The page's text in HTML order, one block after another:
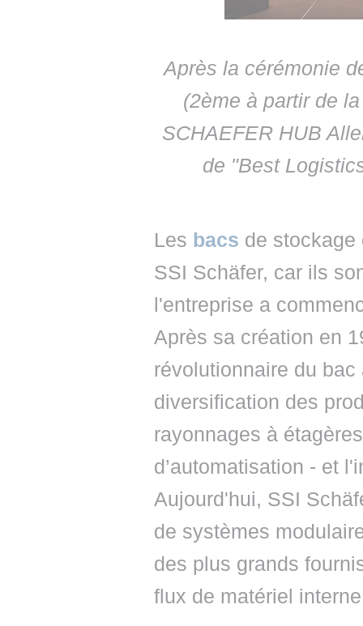
Après la cérémonie
(2ème à partir de
SCHAEFER HUB
de "Best
Les bacs de stockage
SSI Schäfer, car ils
l'entreprise a
Après sa création en
révolutionnaire du bac
diversification des
rayonnages à
d’automatisation - et
Aujourd'hui, SSI
de systèmes
des plus grands
flux de matériel